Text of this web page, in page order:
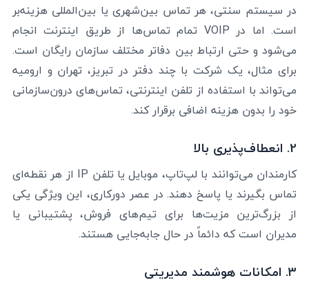
در سیستم سنتی، هر تماس بین‌شهری یا بین‌المللی هزینه‌بر
است. اما در VOIP تمام تماس‌ها از طریق اینترنت انجام
می‌شود و حتی ارتباط بین دفاتر مختلف سازمان رایگان است.
برای مثال، یک شرکت با چند دفتر در تبریز، تهران و ارومیه
می‌تواند با استفاده از تلفن اینترنتی، تماس‌های درون‌سازمانی
خود را بدون هزینه اضافی برقرار کند.
2. انعطاف‌پذیری بالا
کارمندان می‌توانند با لپ‌تاپ، موبایل یا تلفن IP از هر نقطه‌ای
تماس بگیرند یا پاسخ دهند. در عصر دورکاری، این ویژگی یکی
از بزرگ‌ترین مزیت‌ها برای تیم‌های فروش، پشتیبانی یا
مدیران است که دائماً در حال جابه‌جایی هستند.
3. امکانات هوشمند مدیریتی